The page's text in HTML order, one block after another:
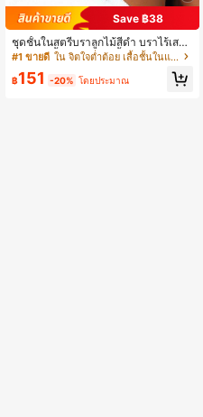
Save ฿38
ชุดชั้นในสตรีบราลูกไม้สีดำ บราไร้เสา
ที่ยกและค้ำจุน บราชุดชั้นในมีฝาครอบ
#1 ขายดี ใน จิตใจต่ำต้อย เสื้อชั้นในและบราเล็ตต์สำหรับผู้หญ
฿151 -20% โดยประมาณ